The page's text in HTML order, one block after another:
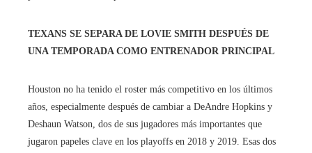
TEXANS SE SEPARA DE LOVIE SMITH DESPUÉS DE
UNA TEMPORADA COMO ENTRENADOR PRINCIPAL
Houston no ha tenido el roster más competitivo en los últimos
años, especialmente después de cambiar a DeAndre Hopkins y
Deshaun Watson, dos de sus jugadores más importantes que
jugaron papeles clave en los playoffs en 2018 y 2019. Esas dos